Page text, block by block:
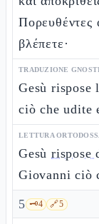
Πορευθέντες
βλέπετε·
TRADUZIONE
Gesù
ciò che udite
LETTURA
Gesù rispose
Giovanni ciò
5 🗝️4 🔗5